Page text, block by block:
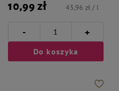
10,99 zł 43,96 zł / l
- +
Do koszyka